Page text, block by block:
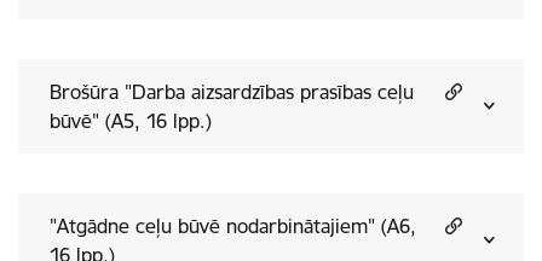
Brošūra "Darba aizsardzības prasības ceļu
būvē" (A5, 16 lpp.)
"Atgādne ceļu būvē nodarbinātajiem" (A6,
16 lpp.)